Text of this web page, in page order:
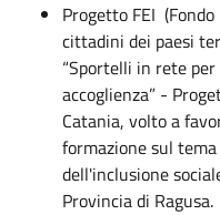
Progetto FEI
cittadini dei paesi
“Sportelli in rete
accoglienza” -
Catania, volto a
formazione sul
dell'inclusione
Provincia di Ragusa.